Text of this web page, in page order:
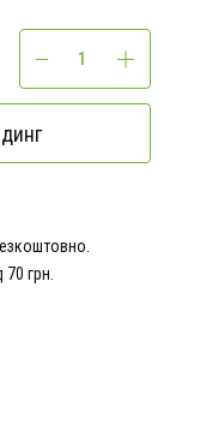
грн.